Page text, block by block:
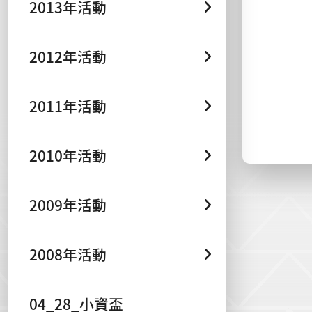
2013年活動
2012年活動
2011年活動
2010年活動
2009年活動
2008年活動
04_28_小資盃